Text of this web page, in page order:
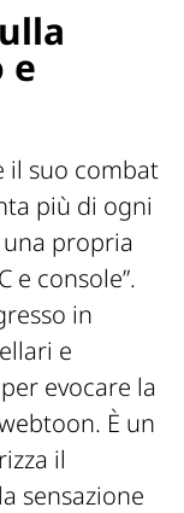
e
il suo combat
più di ogni
propria
e console”.
in
e
evocare la
È un
il
sensazione